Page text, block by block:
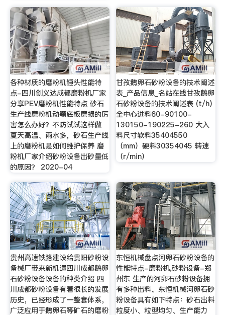
各种材质的磨粉机锤头性能特
点-四川创义达成都磨粉机厂家
分享PEV磨粉机性能特点 砂石
生产线磨粉机动颚底板磨损的厉
害怎么办好？不防试试这样做
夏天高温、雨水多，砂石生产线
上的磨粉机是如何维护保养 磨
粉机厂家介绍砂粉设备出砂量低
的原因？ 2020-04
甘孜鹅卵石砂粉设备的技术阐述
表_产品信息_名站在线甘孜鹅卵
石砂粉设备的技术阐述表 (t/h)
全中心进料60-90100-
130150-190225-260 大入
料尺寸软料35404550
（mm）硬料30354045 转速
（r/min）
贵州高速铁路建设给贵阳砂粉设
备械厂带来新机遇四川成都鹅卵
石砂粉设备设备的种类介绍 四
川成都砂粉设备有着很长的发展
历史，已经形成了一整套体系，
广泛应用于鹅卵石等矿石的磨粉
东恒机械盘点河卵石砂粉设备的
性能特点-磨粉机,砂粉设备-郑
州东 生产的河卵石砂粉设备拥
有多种出料。东恒机械河卵石砂
粉设备具有如下特点：砂石出料
粒度小、粒型均匀、生产能力